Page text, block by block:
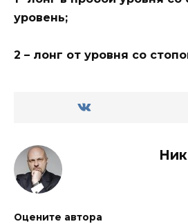
уровень;
2 – лонг от уровня со
Оцените автора